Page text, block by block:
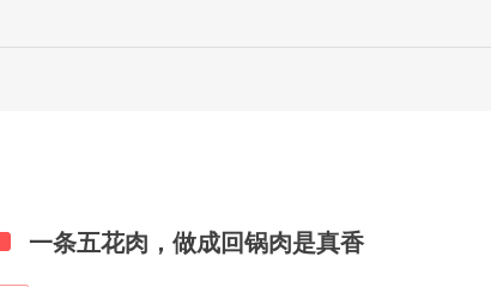
一条五花肉，做成回锅肉是真香